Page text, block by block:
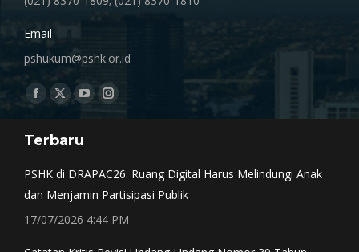
Email
pshukum@pshk.or.id
Find us on:
Facebook
opens
window
X
opens
window
YouTube
opens
Instagram
window
Terbaru
PSHK di DRAPAC26: Ruang Digital Harus Melindungi Anak
dan Menjamin Partisipasi Publik
17/07/2026 4:44 PM